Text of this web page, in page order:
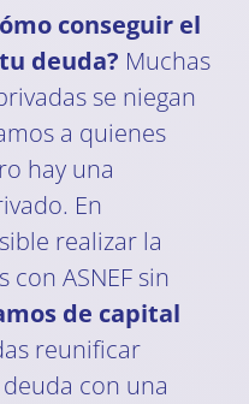
conseguir el
deuda? Muchas
se niegan
a quienes
hay una
En
realizar la
ASNEF sin
de capital
reunificar
con una